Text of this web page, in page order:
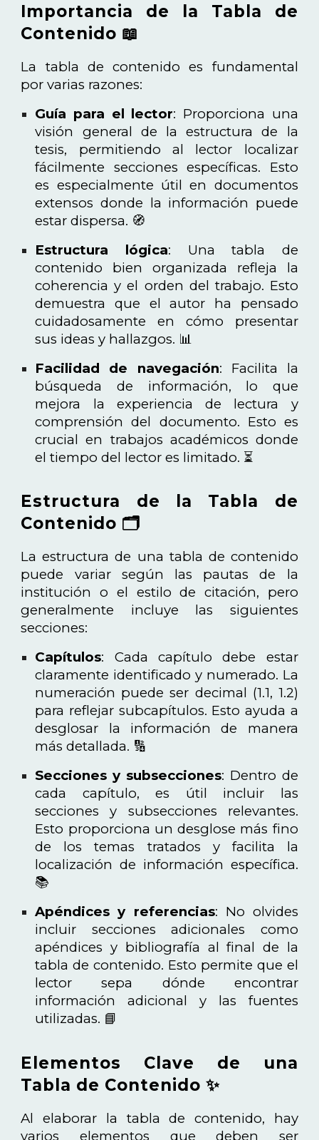
Importancia de la Tabla de
Contenido 📖
La tabla de contenido es fundamental
por varias razones:
Guía para el lector: Proporciona una
visión general de la estructura de la
tesis, permitiendo al lector localizar
fácilmente secciones específicas. Esto
es especialmente útil en documentos
extensos donde la información puede
estar dispersa. 🧭
Estructura lógica: Una tabla de
contenido bien organizada refleja la
coherencia y el orden del trabajo. Esto
demuestra que el autor ha pensado
cuidadosamente en cómo presentar
sus ideas y hallazgos. 📊
Facilidad de navegación: Facilita la
búsqueda de información, lo que
mejora la experiencia de lectura y
comprensión del documento. Esto es
crucial en trabajos académicos donde
el tiempo del lector es limitado. ⏳
Estructura de la Tabla de
Contenido 🗂️
La estructura de una tabla de contenido
puede variar según las pautas de la
institución o el estilo de citación, pero
generalmente incluye las siguientes
secciones:
Capítulos: Cada capítulo debe estar
claramente identificado y numerado. La
numeración puede ser decimal (1.1, 1.2)
para reflejar subcapítulos. Esto ayuda a
desglosar la información de manera
más detallada. 🔢
Secciones y subsecciones: Dentro de
cada capítulo, es útil incluir las
secciones y subsecciones relevantes.
Esto proporciona un desglose más fino
de los temas tratados y facilita la
localización de información específica.
📚
Apéndices y referencias: No olvides
incluir secciones adicionales como
apéndices y bibliografía al final de la
tabla de contenido. Esto permite que el
lector sepa dónde encontrar
información adicional y las fuentes
utilizadas. 📘
Elementos Clave de una
Tabla de Contenido ✨
Al elaborar la tabla de contenido, hay
varios elementos que deben ser